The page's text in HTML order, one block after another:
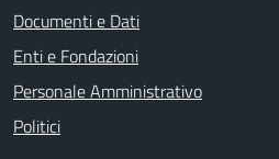
Documenti e Dati
Enti e Fondazioni
Personale Amministrativo
Politici